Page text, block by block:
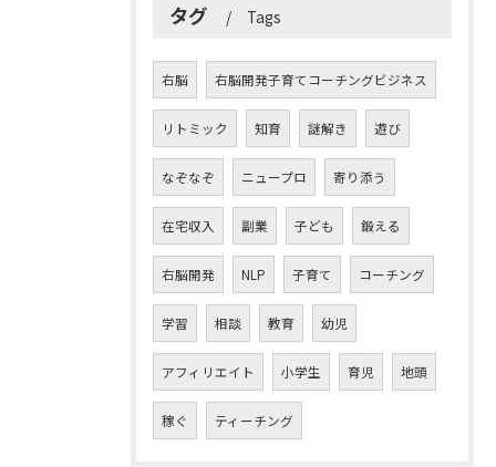
タグ Tags
右脳 右脳開発子育てコーチングビジネス
リトミック 知育 謎解き 遊び
なぞなぞ ニュープロ 寄り添う
在宅収入 副業 子ども 鍛える
右脳開発 NLP 子育て コーチング
学習 相談 教育 幼児
アフィリエイト 小学生 育児 地頭
稼ぐ ティーチング